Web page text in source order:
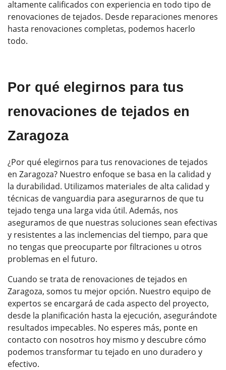
altamente calificados con experiencia en todo tipo de
renovaciones de tejados. Desde reparaciones menores
hasta renovaciones completas, podemos hacerlo
todo.
Por qué elegirnos para tus
renovaciones de tejados en
Zaragoza
¿Por qué elegirnos para tus renovaciones de tejados
en Zaragoza? Nuestro enfoque se basa en la calidad y
la durabilidad. Utilizamos materiales de alta calidad y
técnicas de vanguardia para asegurarnos de que tu
tejado tenga una larga vida útil. Además, nos
aseguramos de que nuestras soluciones sean efectivas
y resistentes a las inclemencias del tiempo, para que
no tengas que preocuparte por filtraciones u otros
problemas en el futuro.
Cuando se trata de renovaciones de tejados en
Zaragoza, somos tu mejor opción. Nuestro equipo de
expertos se encargará de cada aspecto del proyecto,
desde la planificación hasta la ejecución, asegurándote
resultados impecables. No esperes más, ponte en
contacto con nosotros hoy mismo y descubre cómo
podemos transformar tu tejado en uno duradero y
efectivo.